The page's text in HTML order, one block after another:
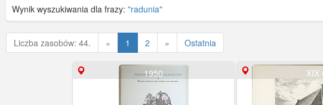
Wynik wyszukiwania dla frazy: "radunia"
Liczba zasobów: 44. « Poprzednia
1 2 » Ostatnia
1950 XIX